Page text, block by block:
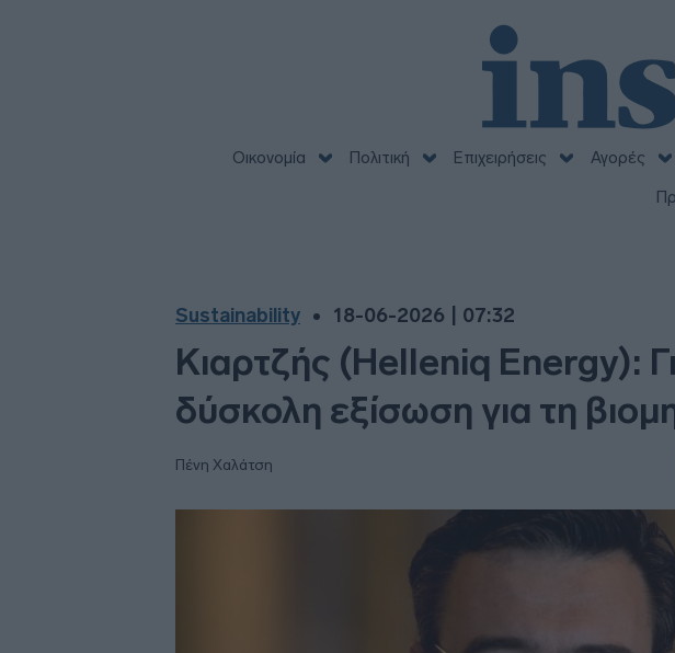
Οικονομία Πολιτική Επιχειρήσεις Αγορές
Sustainability 18-06-2026 | 07:32
Κιαρτζής (Helleniq Energy):
δύσκολη εξίσωση για τη
Πένη Χαλάτση